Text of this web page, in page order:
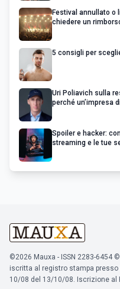
Festival annullato
chiedere un
5 consigli per
Uri Poliavich sulla
perché un’impresa
Spoiler e hacker:
streaming e le tue
©2026 Mauxa - ISSN 2283-6454
iscritta al registro stampa
10/08 del 13/10/08. Iscrizione al